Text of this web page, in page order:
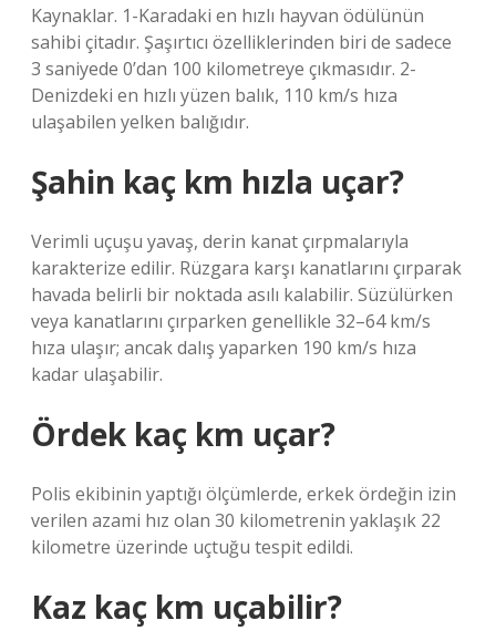
Kaynaklar. 1-Karadaki en hızlı hayvan ödülünün
sahibi çitadır. Şaşırtıcı özelliklerinden biri de sadece
3 saniyede 0’dan 100 kilometreye çıkmasıdır. 2-
Denizdeki en hızlı yüzen balık, 110 km/s hıza
ulaşabilen yelken balığıdır.
Şahin kaç km hızla uçar?
Verimli uçuşu yavaş, derin kanat çırpmalarıyla
karakterize edilir. Rüzgara karşı kanatlarını çırparak
havada belirli bir noktada asılı kalabilir. Süzülürken
veya kanatlarını çırparken genellikle 32–64 km/s
hıza ulaşır; ancak dalış yaparken 190 km/s hıza
kadar ulaşabilir.
Ördek kaç km uçar?
Polis ekibinin yaptığı ölçümlerde, erkek ördeğin izin
verilen azami hız olan 30 kilometrenin yaklaşık 22
kilometre üzerinde uçtuğu tespit edildi.
Kaz kaç km uçabilir?